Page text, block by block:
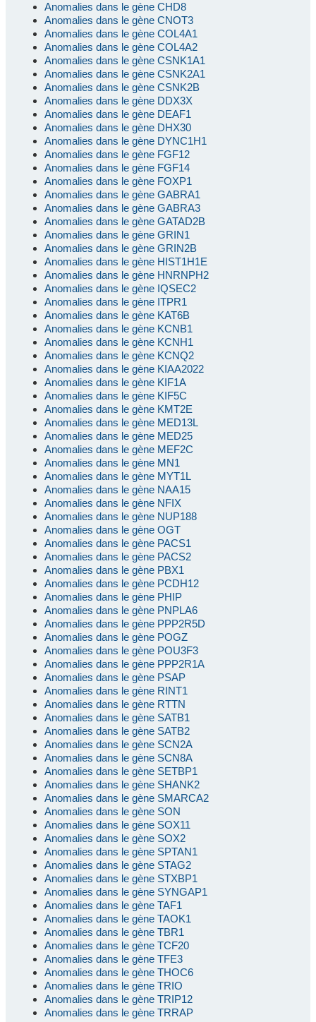
Anomalies dans le gène CHD8
Anomalies dans le gène CNOT3
Anomalies dans le gène COL4A1
Anomalies dans le gène COL4A2
Anomalies dans le gène CSNK1A1
Anomalies dans le gène CSNK2A1
Anomalies dans le gène CSNK2B
Anomalies dans le gène DDX3X
Anomalies dans le gène DEAF1
Anomalies dans le gène DHX30
Anomalies dans le gène DYNC1H1
Anomalies dans le gène FGF12
Anomalies dans le gène FGF14
Anomalies dans le gène FOXP1
Anomalies dans le gène GABRA1
Anomalies dans le gène GABRA3
Anomalies dans le gène GATAD2B
Anomalies dans le gène GRIN1
Anomalies dans le gène GRIN2B
Anomalies dans le gène HIST1H1E
Anomalies dans le gène HNRNPH2
Anomalies dans le gène IQSEC2
Anomalies dans le gène ITPR1
Anomalies dans le gène KAT6B
Anomalies dans le gène KCNB1
Anomalies dans le gène KCNH1
Anomalies dans le gène KCNQ2
Anomalies dans le gène KIAA2022
Anomalies dans le gène KIF1A
Anomalies dans le gène KIF5C
Anomalies dans le gène KMT2E
Anomalies dans le gène MED13L
Anomalies dans le gène MED25
Anomalies dans le gène MEF2C
Anomalies dans le gène MN1
Anomalies dans le gène MYT1L
Anomalies dans le gène NAA15
Anomalies dans le gène NFIX
Anomalies dans le gène NUP188
Anomalies dans le gène OGT
Anomalies dans le gène PACS1
Anomalies dans le gène PACS2
Anomalies dans le gène PBX1
Anomalies dans le gène PCDH12
Anomalies dans le gène PHIP
Anomalies dans le gène PNPLA6
Anomalies dans le gène PPP2R5D
Anomalies dans le gène POGZ
Anomalies dans le gène POU3F3
Anomalies dans le gène PPP2R1A
Anomalies dans le gène PSAP
Anomalies dans le gène RINT1
Anomalies dans le gène RTTN
Anomalies dans le gène SATB1
Anomalies dans le gène SATB2
Anomalies dans le gène SCN2A
Anomalies dans le gène SCN8A
Anomalies dans le gène SETBP1
Anomalies dans le gène SHANK2
Anomalies dans le gène SMARCA2
Anomalies dans le gène SON
Anomalies dans le gène SOX11
Anomalies dans le gène SOX2
Anomalies dans le gène SPTAN1
Anomalies dans le gène STAG2
Anomalies dans le gène STXBP1
Anomalies dans le gène SYNGAP1
Anomalies dans le gène TAF1
Anomalies dans le gène TAOK1
Anomalies dans le gène TBR1
Anomalies dans le gène TCF20
Anomalies dans le gène TFE3
Anomalies dans le gène THOC6
Anomalies dans le gène TRIO
Anomalies dans le gène TRIP12
Anomalies dans le gène TRRAP